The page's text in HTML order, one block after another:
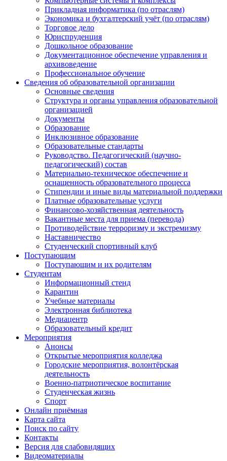
Прикладная информатика (по отраслям)
Экономика и бухгалтерский учёт (по отраслям)
Торговое дело
Юриспруденция
Дошкольное образование
Документационное обеспечение управления и
архивоведение
Профессиональное обучение
Сведения об образовательной организации
Основные сведения
Структура и органы управления образовательной
организацией
Документы
Образование
Инклюзивное образование
Образовательные стандарты
Руководство. Педагогический (научно-
педагогический) состав
Материально-техническое обеспечение и
оснащенность образовательного процесса
Стипендии и иные виды материальной поддержки
Платные образовательные услуги
Финансово-хозяйственная деятельность
Вакантные места для приема (перевода)
Противодействие терроризму и экстремизму
Наставничество
Студенческий спортивный клуб
Поступающим
Поступающим и их родителям
Студентам
Информационный стенд
Карантин
Учебные материалы
Электронная библиотека
Медиацентр
Образовательный кредит
Мероприятия
Анонсы
Открытые мероприятия колледжа
Городские мероприятия, волонтёрская
деятельность
Военно-патриотическое воспитание
Студенческая жизнь
Спорт
Онлайн приёмная
Карта сайта
Поиск по сайту
Контакты
Версия для слабовидящих
Видеоматериалы